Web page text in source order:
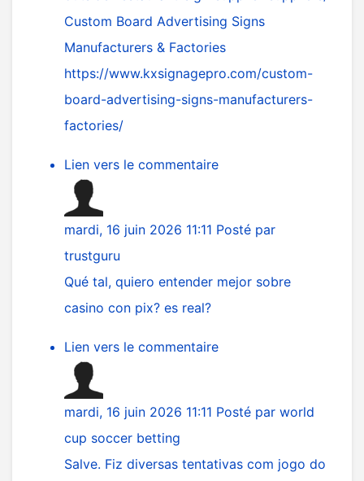
Custom Board Advertising Signs
Manufacturers & Factories
https://www.kxsignagepro.com/custom-
board-advertising-signs-manufacturers-
factories/
Lien vers le commentaire
mardi, 16 juin 2026 11:11 Posté par
trustguru
Qué tal, quiero entender mejor sobre
casino con pix? es real?
Lien vers le commentaire
mardi, 16 juin 2026 11:11 Posté par world
cup soccer betting
Salve. Fiz diversas tentativas com jogo do